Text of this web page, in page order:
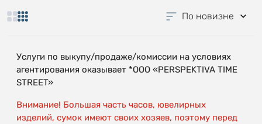
По новизне
Услуги по выкупу/продаже/комиссии на условиях
агентирования оказывает *OOO «PERSPEKTIVA TIME
STREET»
Внимание! Большая часть часов, ювелирных
изделий, сумок имеют своих хозяев, поэтому перед